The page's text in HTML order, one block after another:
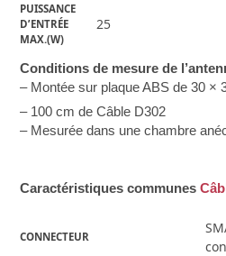
PUISSANCE
D’ENTRÉE
MAX.(W)
25
Conditions de mesure de
– Montée sur plaque ABS de 30 ×
– 100 cm de Câble D302
– Mesurée dans une chambre
Caractéristiques communes
CONNECTEUR